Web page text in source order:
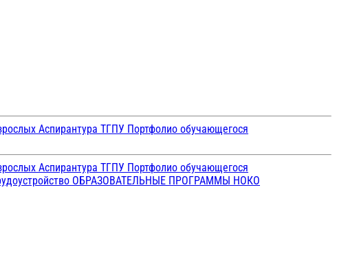
Аспирантура ТГПУ Портфолио обучающегося
Аспирантура ТГПУ Портфолио обучающегося
ОБРАЗОВАТЕЛЬНЫЕ ПРОГРАММЫ НОКО